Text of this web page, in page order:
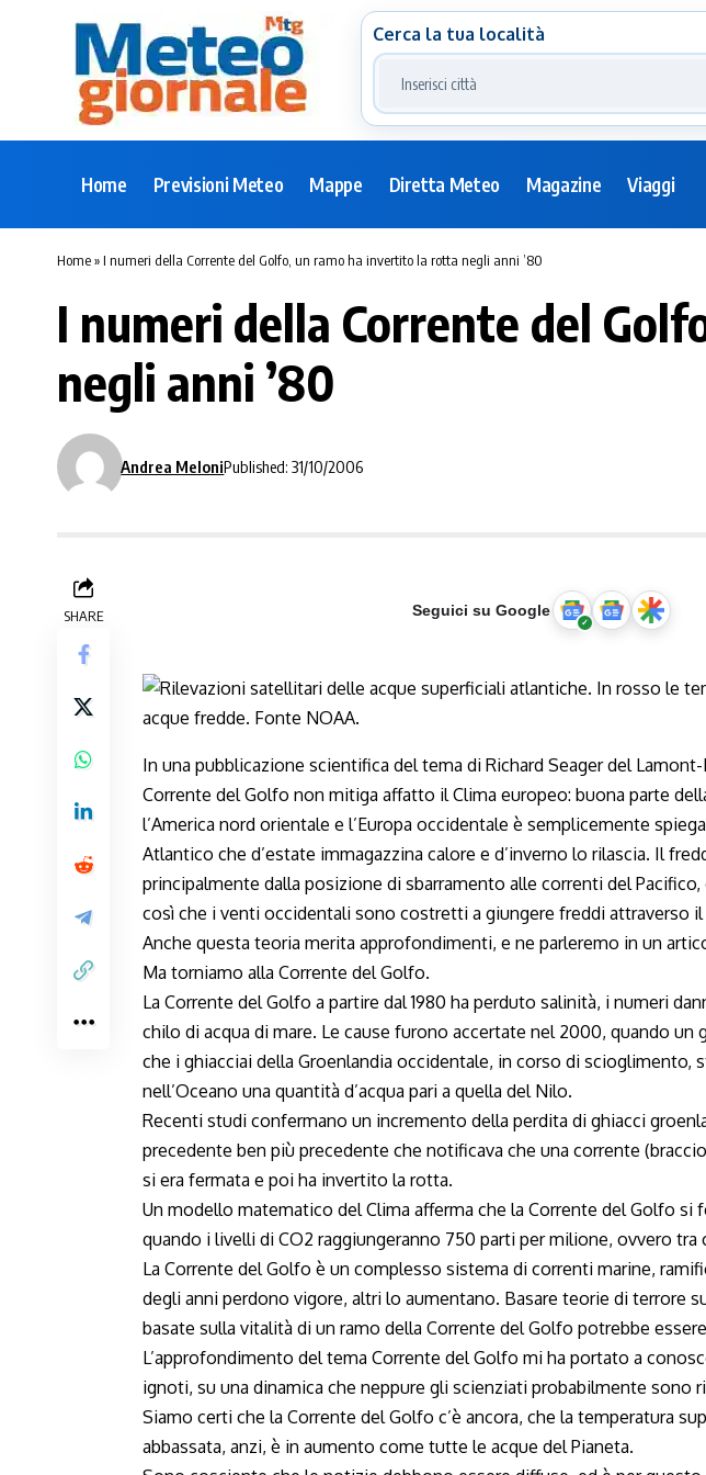
Cerca la tua località
Home Previsioni Meteo Mappe Diretta Meteo Magazine Viaggi
Home»I numeri della Corrente del Golfo, un ramo ha invertito la rotta negli anni ’80
I numeri della Corrente del
negli anni ’80
Andrea MeloniPublished: 31/10/2006
SHARE Seguici su Google
In una pubblicazione scientifica del tema di Richard Seager del
Corrente del Golfo non mitiga affatto il Clima europeo: buona parte
l’America nord orientale e l’Europa occidentale è semplicemente
Atlantico che d’estate immagazzina calore e d’inverno lo rilascia. Il
principalmente dalla posizione di sbarramento alle correnti del
così che i venti occidentali sono costretti a giungere freddi attraverso il
Anche questa teoria merita approfondimenti, e ne parleremo in un
Ma torniamo alla Corrente del Golfo.
La Corrente del Golfo a partire dal 1980 ha perduto salinità, i numeri
chilo di acqua di mare. Le cause furono accertate nel 2000, quando un
che i ghiacciai della Groenlandia occidentale, in corso di scioglimento,
nell’Oceano una quantità d’acqua pari a quella del Nilo.
Recenti studi confermano un incremento della perdita di ghiacci
precedente ben più precedente che notificava che una corrente
si era fermata e poi ha invertito la rotta.
Un modello matematico del Clima afferma che la Corrente del Golfo si
quando i livelli di CO2 raggiungeranno 750 parti per milione, ovvero tra
La Corrente del Golfo è un complesso sistema di correnti marine,
degli anni perdono vigore, altri lo aumentano. Basare teorie di terrore
basate sulla vitalità di un ramo della Corrente del Golfo potrebbe
L’approfondimento del tema Corrente del Golfo mi ha portato a
ignoti, su una dinamica che neppure gli scienziati probabilmente sono
Siamo certi che la Corrente del Golfo c’è ancora, che la temperatura
abbassata, anzi, è in aumento come tutte le acque del Pianeta.